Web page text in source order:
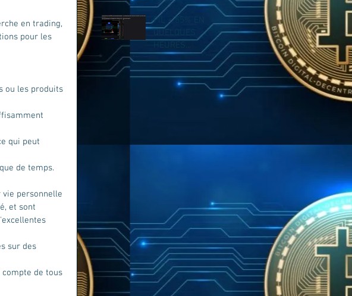
en trading,
pour les
ou les produits
qui peut
de temps.
personnelle
et sont
sur des
de tous
FIL + 55% EN